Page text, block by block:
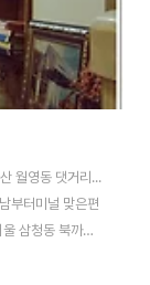
월영동 댓거리...
부터미널 맞은편
삼청동 북까페
는데 멋진 공간